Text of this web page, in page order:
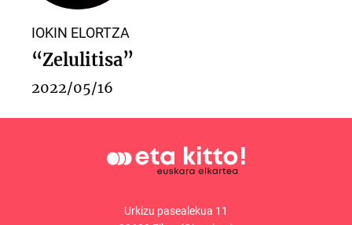
IOKIN ELORTZA
“Zelulitisa”
2022/05/16
Urkizu pasealekua 11